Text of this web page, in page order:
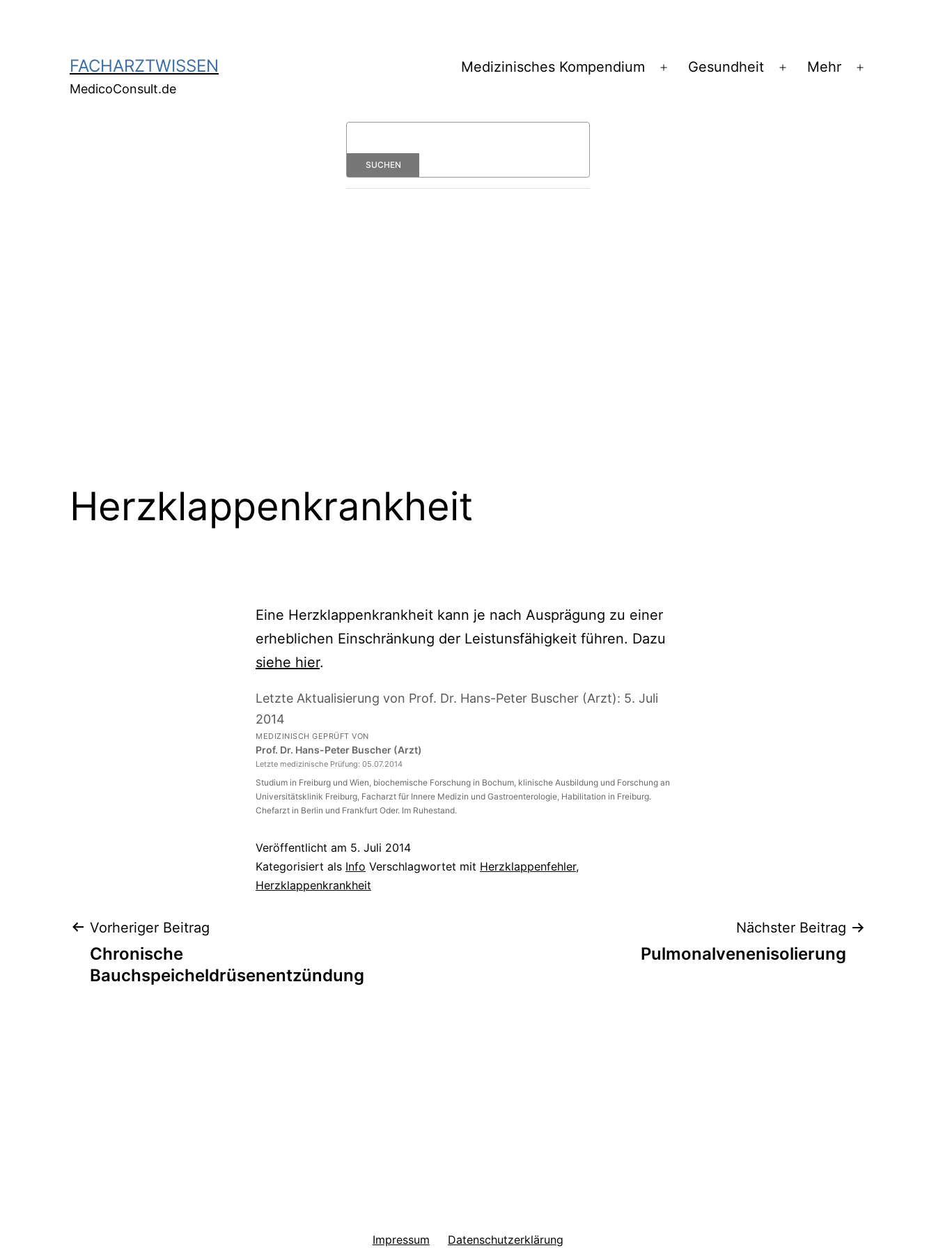
FACHARZTWISSEN
MedicoConsult.de
Medizinisches Kompendium
Menü
Gesundheit
Menü
Mehr
Herzklappenkrankheit
Eine Herzklappenkrankheit kann je nach Ausprägung zu einer
erheblichen Einschränkung der Leistunsfähigkeit führen. Dazu
siehe hier.
Letzte Aktualisierung von Prof. Dr. Hans-Peter Buscher (Arzt): 5. Juli
2014
MEDIZINISCH GEPRÜFT VON
Prof. Dr. Hans-Peter Buscher (Arzt)
Letzte medizinische Prüfung: 05.07.2014
Studium in Freiburg und Wien, biochemische Forschung in Bochum, klinische Ausbildung und Forschung an
Universitätsklinik Freiburg, Facharzt für Innere Medizin und Gastroenterologie, Habilitation in Freiburg.
Chefarzt in Berlin und Frankfurt Oder. Im Ruhestand.
Veröffentlicht am 5. Juli 2014
Kategorisiert als Info Verschlagwortet mit Herzklappenfehler,
Herzklappenkrankheit
Beitragsnavigation
Vorheriger Beitrag
Chronische
Bauchspeicheldrüsenentzündung
Nächster Beitrag
Pulmonalvenenisolierung
Impressum Datenschutzerklärung